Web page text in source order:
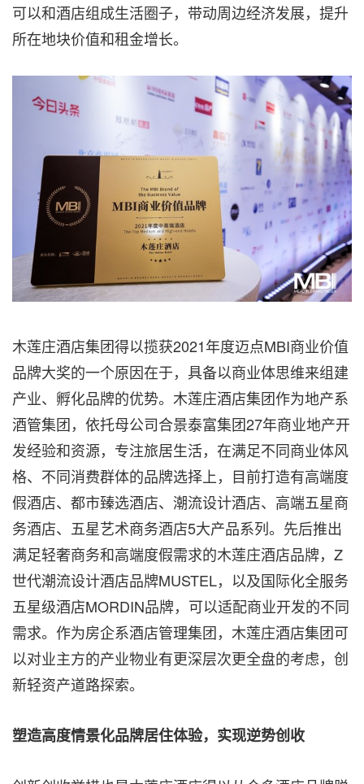
可以和酒店组成生活圈子，带动周边经济发展，提升
所在地块价值和租金增长。
木莲庄酒店集团得以揽获2021年度迈点MBI商业价值
品牌大奖的一个原因在于，具备以商业体思维来组建
产业、孵化品牌的优势。木莲庄酒店集团作为地产系
酒管集团，依托母公司合景泰富集团27年商业地产开
发经验和资源，专注旅居生活，在满足不同商业体风
格、不同消费群体的品牌选择上，目前打造有高端度
假酒店、都市臻选酒店、潮流设计酒店、高端五星商
务酒店、五星艺术商务酒店5大产品系列。先后推出
满足轻奢商务和高端度假需求的木莲庄酒店品牌，Z
世代潮流设计酒店品牌MUSTEL，以及国际化全服务
五星级酒店MORDIN品牌，可以适配商业开发的不同
需求。作为房企系酒店管理集团，木莲庄酒店集团可
以对业主方的产业物业有更深层次更全盘的考虑，创
新轻资产道路探索。
塑造高度情景化品牌居住体验，实现逆势创收